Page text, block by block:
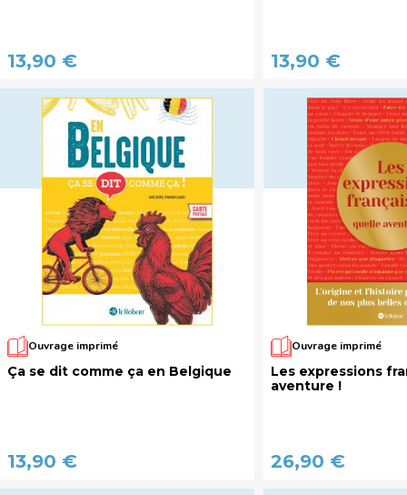
13,90 € 13,90 €
Ouvrage imprimé
Ça se dit comme ça en Belgique
13,90 €
Ouvrage imprimé
Les expressions
aventure !
26,90 €